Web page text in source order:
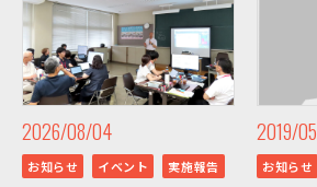
2026/08/04
お知らせ イベント 実施報告
2019/
お知らせ